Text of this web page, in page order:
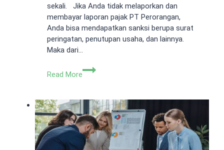
sekali. Jika Anda tidak melaporkan dan
membayar laporan pajak PT Perorangan,
Anda bisa mendapatkan sanksi berupa surat
peringatan, penutupan usaha, dan lainnya.
Maka dari…
Read More
Cara
Pajak
PT
Perorangan
dan
Cara